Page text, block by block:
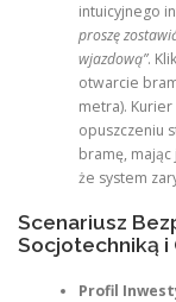
intuicyjnego
proszę
wjazdową”.
otwarcie
metra).
opuszczeniu
bramę,
że system
Scenariusz
Socjotechniką i
Profil